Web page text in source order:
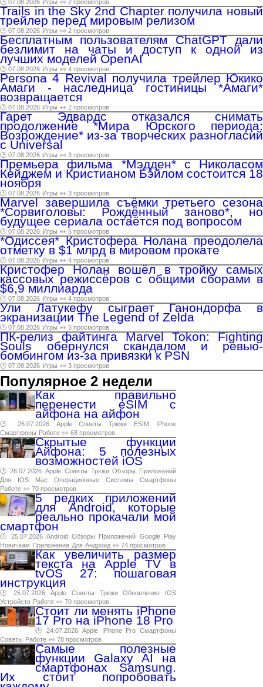
🕑 07.08.2026 Игры 👀 2 просмотров
Trails in the Sky 2nd Chapter получила новый
трейлер перед мировым релизом
🕑 07.08.2026 Игры 👀 2 просмотров
Бесплатным пользователям ChatGPT дали
безлимит на чаты и доступ к одной из
лучших моделей OpenAI
🕑 07.08.2026 Игры 👀 4 просмотров
Persona 4 Revival получила трейлер Юкико
Амаги - наследница гостиницы *Амаги*
возвращается
🕑 07.08.2026 Игры 👀 2 просмотров
Гарет Эдвардс отказался снимать
продолжение *Мира Юрского периода:
Возрождение* из-за творческих разногласий
с Universal
🕑 07.08.2026 Игры 👀 3 просмотров
Премьера фильма *Мэдден* с Николасом
Кейджем и Кристианом Бэйлом состоится 18
ноября
🕑 07.08.2026 Игры 👀 3 просмотров
Marvel завершила съёмки третьего сезона
*Сорвиголовы: Рождённый заново*, но
будущее сериала остаётся под вопросом
🕑 07.08.2026 Игры 👀 5 просмотров
*Одиссея* Кристофера Нолана преодолела
отметку в $1 млрд в мировом прокате
🕑 07.08.2026 Игры 👀 4 просмотров
Кристофер Нолан вошёл в тройку самых
кассовых режиссёров с общими сборами в
$6,9 миллиарда
🕑 07.08.2026 Игры 👀 4 просмотров
Ули Латукефу сыграет Ганондорфа в
экранизации The Legend of Zelda
🕑 07.08.2026 Игры 👀 5 просмотров
ПК-релиз файтинга Marvel Tokon: Fighting
Souls обернулся скандалом и ревью-
бомбингом из-за привязки к PSN
🕑 07.08.2026 Игры 👀 3 просмотров
Популярное 2 недели
Как правильно
перенести eSIM с
айфона на айфон
🕑 26.07.2026 Apple Советы Трюки ESIM
IPhone
Смартфоны Работе 👀 68 просмотров
Скрытые функции
Айфона: 5 полезных
возможностей iOS
🕑 26.07.2026 Apple Советы Трюки Обзоры
Приложений
Для
IOS Mac Операционные Системы
Смартфоны
Работе 👀 70 просмотров
5 редких приложений
для Android, которые
реально прокачали мой
смартфон
🕑 25.07.2026 Android Обзоры Приложений Google
Play
Новичкам Приложения Для Андроид 👀 74 просмотров
Как увеличить размер
текста на Apple TV в
tvOS 27: пошаговая
инструкция
🕑 25.07.2026 Apple Советы Трюки Обновление
IOS
Устройств Работе 👀 70 просмотров
Стоит ли менять iPhone
17 Pro на iPhone 18 Pro
🕑 24.07.2026 Apple IPhone Pro Смартфоны
Советы Работе 👀 78 просмотров
Самые полезные
функции Galaxy AI на
смартфонах Samsung.
Их стоит попробовать